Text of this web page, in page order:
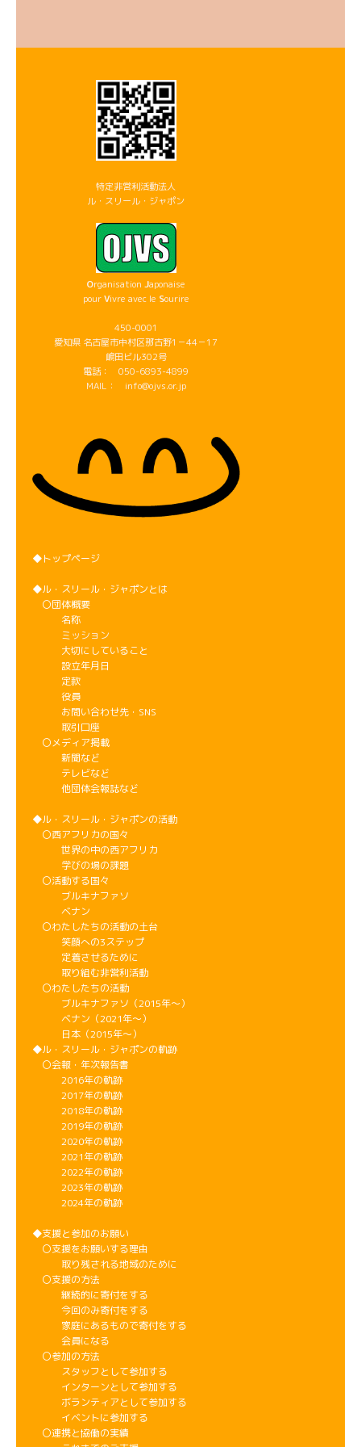
特定非営利活動法人
ル・スリール・ジャポン
OrganisationJaponaise
pourVivre avec le Sourire
450-0001
愛知県 名古屋市中村区那古野1－44－17
嶋田ビル302号
電話： 050-6893-4899
MAIL： info@ojvs.or.jp
◆トップページ
◆ル・スリール・ジャポンとは
〇団体概要
名称
ミッション
大切にしていること
設立年月日
定款
役員
お問い合わせ先・SNS
取引口座
〇メディア掲載
新聞など
テレビなど
他団体会報誌など
◆ル・スリール・ジャポンの活動
〇西アフリカの国々
世界の中の西アフリカ
学びの場の課題
〇活動する国々
ブルキナファソ
ベナン
〇わたしたちの活動の土台
笑顔への3ステップ
定着させるために
取り組む非営利活動
〇わたしたちの活動
ブルキナファソ（2015年～）
ベナン（2021年～）
日本（2015年～）
◆ル・スリール・ジャポンの軌跡
〇会報・年次報告書
2016年の軌跡
2017年の軌跡
2018年の軌跡
2019年の軌跡
2020年の軌跡
2021年の軌跡
2022年の軌跡
2023年の軌跡
2024年の軌跡
◆支援と参加のお願い
〇支援をお願いする理由
取り残される地域のために
〇支援の方法
継続的に寄付をする
今回のみ寄付をする
家庭にあるもので寄付をする
会員になる
〇参加の方法
スタッフとして参加する
インターンとして参加する
ボランティアとして参加する
イベントに参加する
〇連携と協働の実績